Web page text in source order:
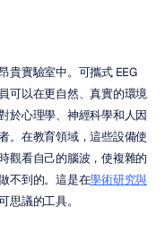
貴實驗室中。可攜式 EEG
可以在更自然、真實的環境
於心理學、神經科學和人因
。在教育領域，這些設備使
觀看自己的腦波，使複雜的
不到的。這是在學術研究與
思議的工具。